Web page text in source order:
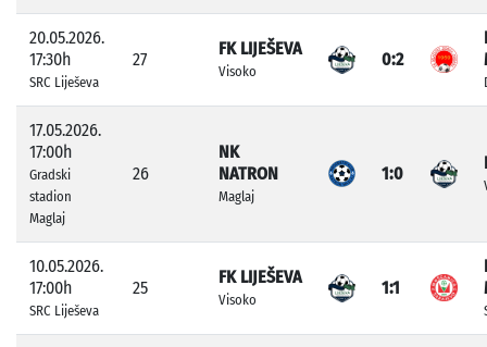
20.05.2026.
17:30h
SRC Liješeva
27
FK LIJEŠEVA
Visoko
0:2
17.05.2026.
17:00h
Gradski
stadion
Maglaj
26
NK
NATRON
Maglaj
1:0
10.05.2026.
17:00h
SRC Liješeva
25
FK LIJEŠEVA
Visoko
1:1